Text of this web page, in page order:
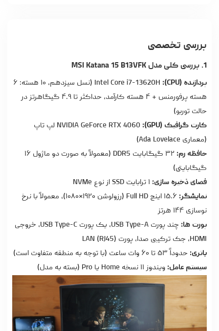
بررسی تخصصی
1. بررسی کلی مدل MSI Katana 15 B13VFK
پردازنده (CPU):
Intel Core i7-13620H (نسل سیزدهم، ۱۰ هسته: ۶
هسته پرفورمنس + ۴ هسته کارآمد، حداکثر تا ۴.۹ گیگاهرتز در
حالت توربو)
کارت گرافیک (GPU):
NVIDIA GeForce RTX 4060 لپ تاپ
(معماری Ada Lovelace)
حافظه رم:
۳۲ گیگابایت DDR5 (معمولاً به صورت دو ماژول ۱۶
گیگابایتی)
فضای ذخیره سازی:
نمایشگر:
۱۵.۶ اینچ Full HD (رزولوشن ۱۹۲۰×۱۰۸۰)، معمولاً با نرخ
نوسازی ۱۴۴ هرتز
پورت ها:
چند پورت USB Type-A، یک پورت USB Type-C، خروجی
HDMI، جک ترکیبی صدا، پورت LAN (RJ45)
باتری: حدوداً ۵۳ تا ۶۰ وات ساعت (با توجه به منطقه متفاوت است)
سیستم عامل: ویندوز ۱۱ نسخه Home یا Pro (بسته به مدل)